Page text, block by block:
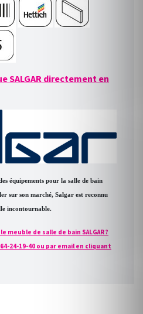
SALGAR directement en
équipements pour la salle de bain
sur son marché, Salgar est reconnu
incontournable.
de salle de bain SALGAR ?
24-19-40 ou par email en cliquant